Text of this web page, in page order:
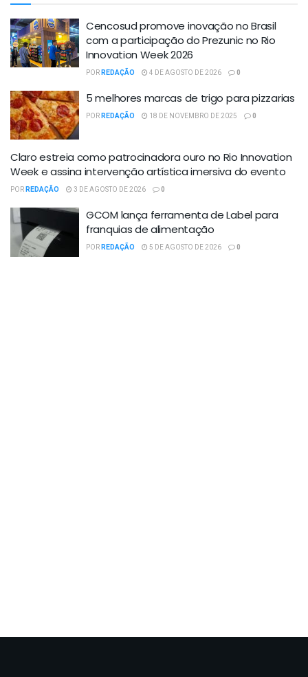
Cencosud promove inovação no Brasil
com a participação do Prezunic no Rio
Innovation Week 2026
PORREDAÇÃO 4 DE AGOSTO DE 2026 0
5 melhores marcas de trigo para pizzarias
PORREDAÇÃO 18 DE NOVEMBRO DE 2025 0
Claro estreia como patrocinadora ouro no Rio Innovation
Week e assina intervenção artística imersiva do evento
PORREDAÇÃO 3 DE AGOSTO DE 2026 0
GCOM lança ferramenta de Label para
franquias de alimentação
PORREDAÇÃO 5 DE AGOSTO DE 2026 0